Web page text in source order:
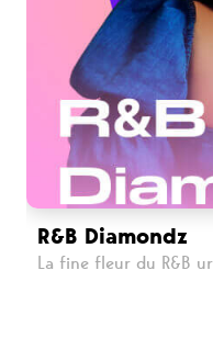
R&B Diamondz
La fine fleur du R&B